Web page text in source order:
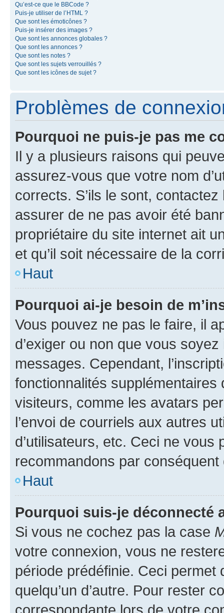
Qu’est-ce que le BBCode ?
Puis-je utiliser de l’HTML ?
Que sont les émoticônes ?
Puis-je insérer des images ?
Que sont les annonces globales ?
Que sont les annonces ?
Que sont les notes ?
Que sont les sujets verrouillés ?
Que sont les icônes de sujet ?
Problèmes de
Pourquoi ne puis-je pas me
Il y a plusieurs raisons qui
assurez-vous que votre nom
corrects. S’ils le sont,
assurer de ne pas avoir été
propriétaire du site internet ait
et qu’il soit nécessaire de la
Haut
Pourquoi ai-je besoin de
Vous pouvez ne pas le faire, il
d’exiger ou non que vous
messages. Cependant,
fonctionnalités
visiteurs, comme les avatars
l’envoi de courriels aux autres
d’utilisateurs, etc. Ceci ne vous
recommandons par conséquent
Haut
Pourquoi suis-je déconnecté
Si vous ne cochez pas la case
votre connexion, vous ne
période prédéfinie. Ceci permet
quelqu’un d’autre. Pour rester